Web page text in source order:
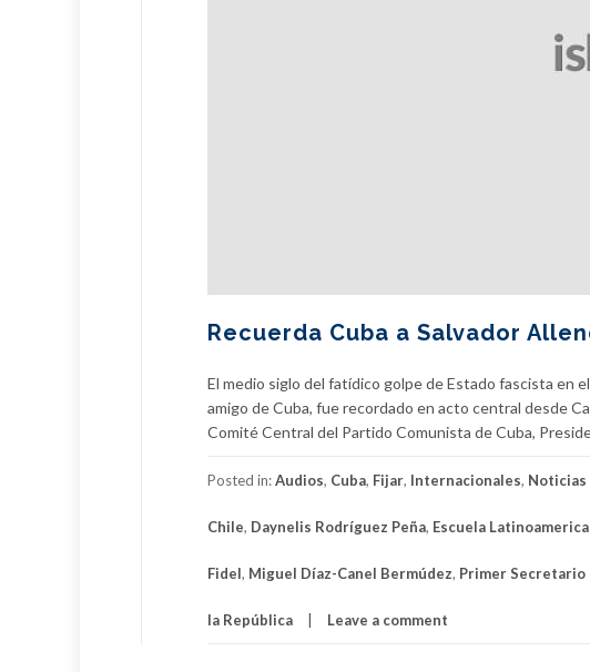
Recuerda Cuba a Salvador
El medio siglo del fatídico golpe de Estado fascista en
amigo de Cuba, fue recordado en acto central desde
Comité Central del Partido Comunista de Cuba,
Posted in:Audios, Cuba, Fijar, Internacionales, Noticias
Chile, Daynelis Rodríguez Peña, Escuela
Fidel, Miguel Díaz-Canel Bermúdez, Primer Secretario
la República Leave a comment